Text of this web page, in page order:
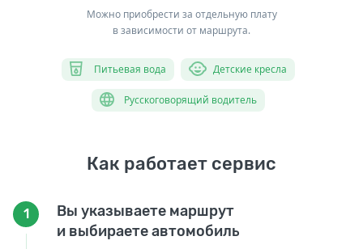
Можно приобрести за отдельную плату
в зависимости от маршрута.
Питьевая вода Детские кресла
Русскоговорящий водитель
Как работает сервис
1
Вы указываете маршрут
и выбираете автомобиль